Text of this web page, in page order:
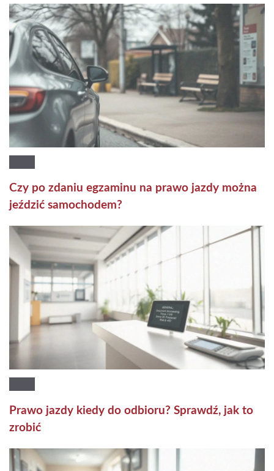
Czy po zdaniu egzaminu na prawo jazdy można
jeździć samochodem?
Prawo jazdy kiedy do odbioru? Sprawdź, jak to
zrobić